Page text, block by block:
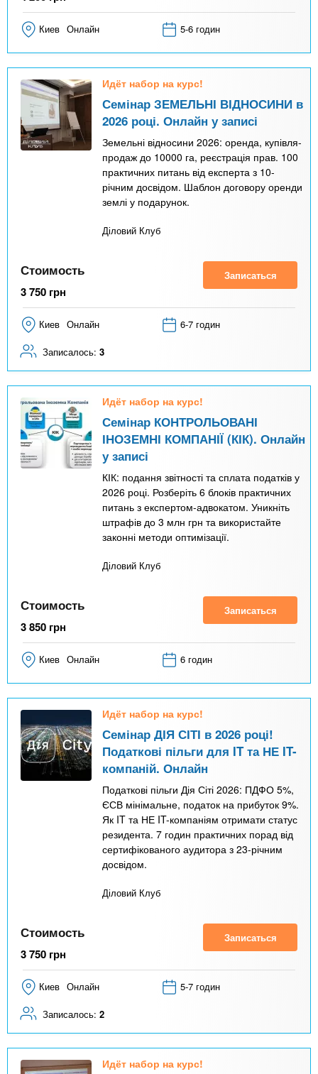
Киев Онлайн 5-6 годин
Идёт набор на курс!
Семінар ЗЕМЕЛЬНІ ВІДНОСИНИ в
2026 році. Онлайн у записі
Земельні відносини 2026: оренда, купівля-
продаж до 10000 га, реєстрація прав. 100
практичних питань від експерта з 10-
річним досвідом. Шаблон договору оренди
землі у подарунок.
Діловий Клуб
Стоимость
3 750 грн
Записаться
Киев Онлайн 6-7 годин
Записалось: 3
Идёт набор на курс!
Семінар КОНТРОЛЬОВАНІ
ІНОЗЕМНІ КОМПАНІЇ (КІК). Онлайн
у записі
КІК: подання звітності та сплата податків у
2026 році. Розберіть 6 блоків практичних
питань з експертом-адвокатом. Уникніть
штрафів до 3 млн грн та використайте
законні методи оптимізації.
Діловий Клуб
Стоимость
3 850 грн
Записаться
Киев Онлайн 6 годин
Идёт набор на курс!
Семінар ДІЯ СІТІ в 2026 році!
Податкові пільги для IT та НЕ IT-
компаній. Онлайн
Податкові пільги Дія Сіті 2026: ПДФО 5%,
ЄСВ мінімальне, податок на прибуток 9%.
Як IT та НЕ IT-компаніям отримати статус
резидента. 7 годин практичних порад від
сертифікованого аудитора з 23-річним
досвідом.
Діловий Клуб
Стоимость
3 750 грн
Записаться
Киев Онлайн 5-7 годин
Записалось: 2
Идёт набор на курс!